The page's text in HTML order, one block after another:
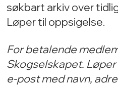
søkbart arkiv over
Løper til oppsigelse.
For betalende
Skogselskapet.
e-post med navn,